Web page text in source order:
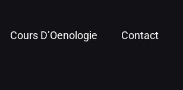
Cours D’Oenologie Contact